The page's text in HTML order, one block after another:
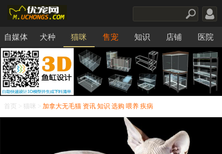
自媒体 犬种 猫咪 售宠 知识 店铺 医院
食品
首页 猫咪 加拿大无毛猫 资讯 知识 选购 喂养 疾病